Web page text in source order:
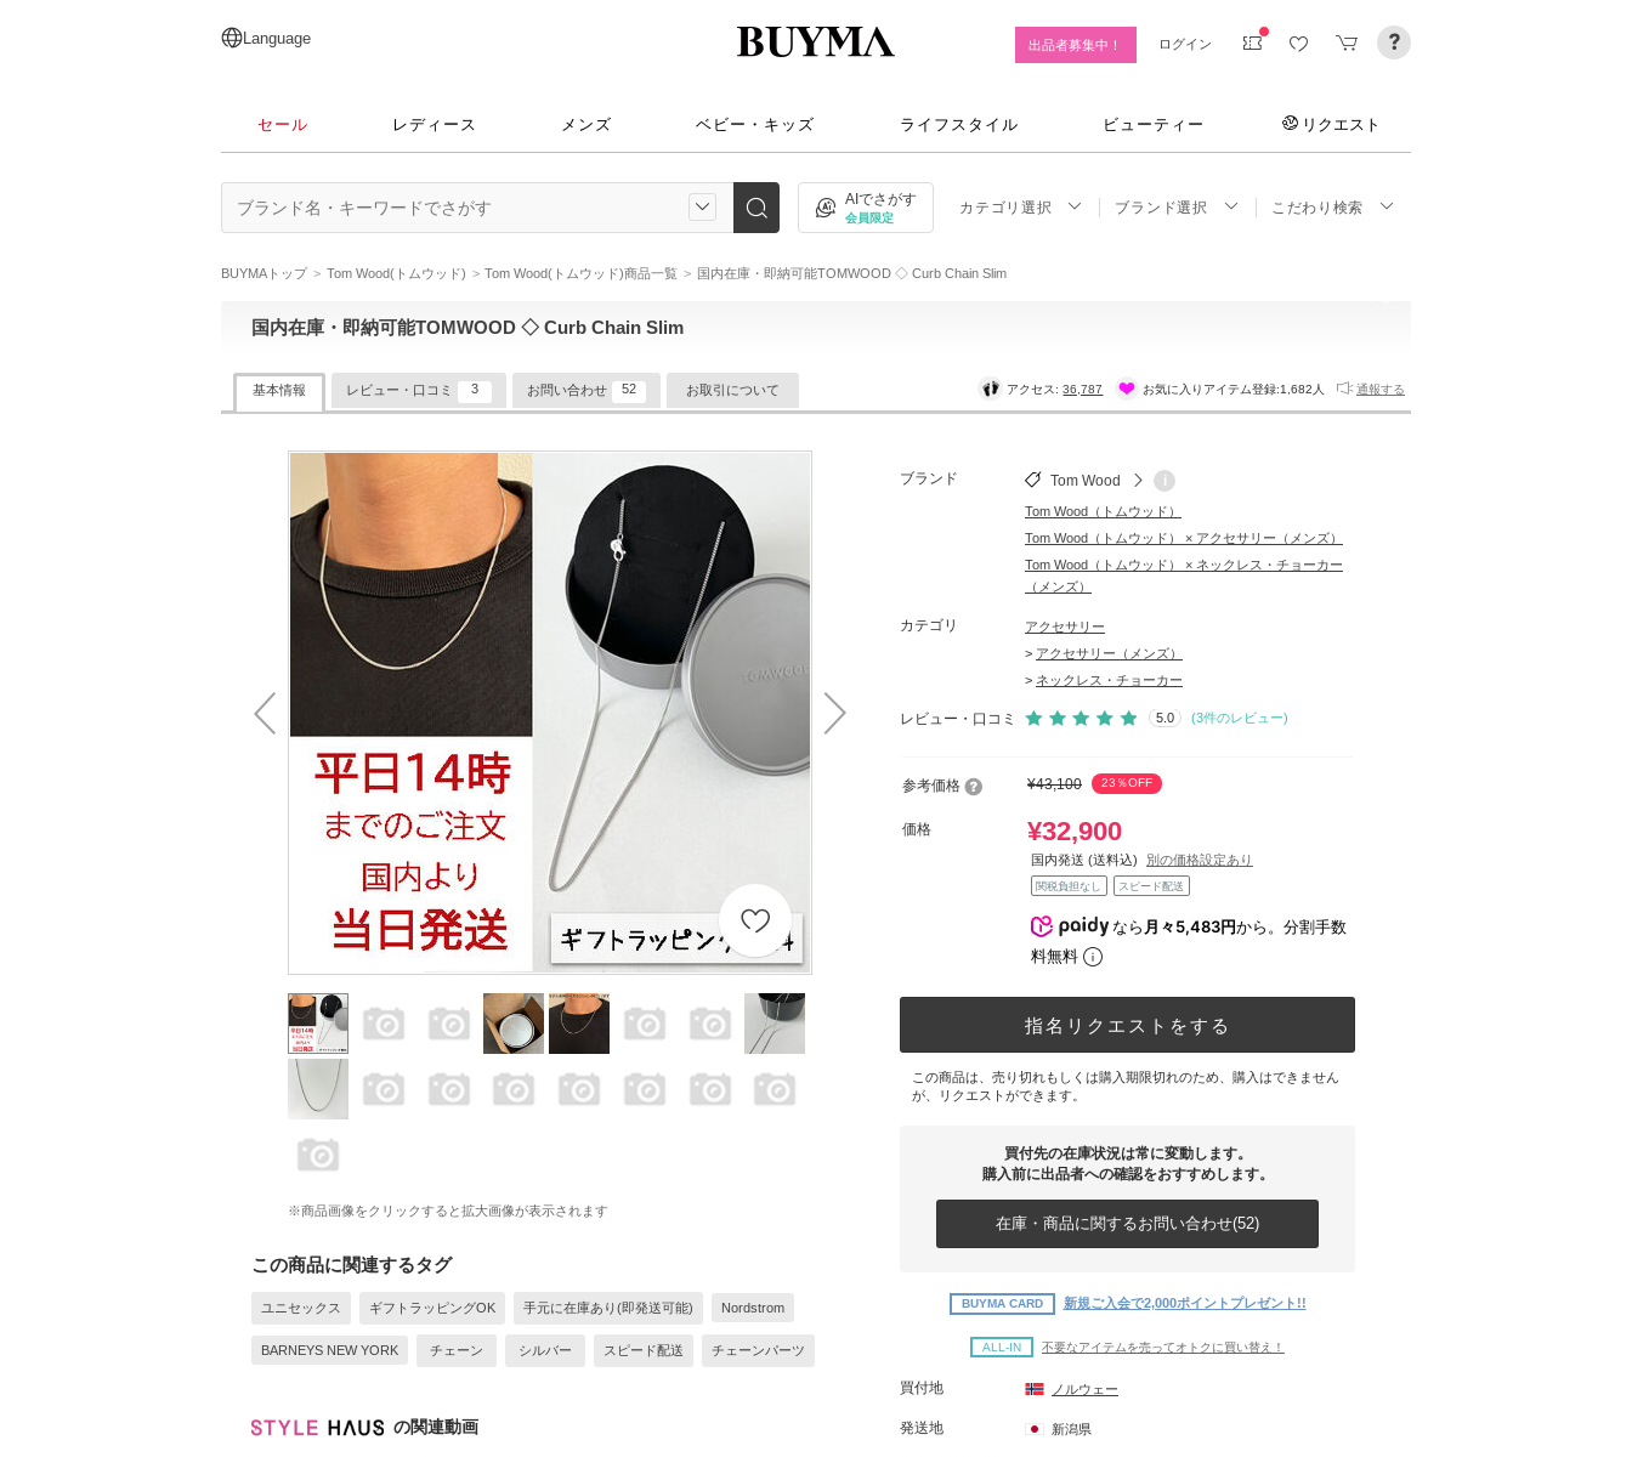
日本語
English
简体中文
繁體中文
Language 出品者募集中！ ログイン
セール レディース メンズ ベビー・キッズ ライフスタイル ビューティー リクエスト
AIでさがす
会員限定
カテゴリ選択 ブランド選択 こだわり検索
BUYMAトップ Tom Wood(トムウッド) Tom Wood(トムウッド)商品一覧 国内在庫・即納可能TOMWOOD ◇ Curb Chain Slim
国内在庫・即納可能TOMWOOD ◇ Curb Chain Slim
基本情報 レビュー・口コミ 3 お問い合わせ 52 お取引について アクセス:36,787 お気に入りアイテム登録:1,682人 通報する
※商品画像をクリックすると拡大画像が表示されます
この商品に関連するタグ
ユニセックス ギフトラッピングOK 手元に在庫あり(即発送可能) Nordstrom
BARNEYS NEW YORK チェーン シルバー スピード配送 チェーンパーツ
の関連動画
ブランド Tom Wood i
Tom Wood（トムウッド）
Tom Wood（トムウッド） × アクセサリー（メンズ）
Tom Wood（トムウッド） × ネックレス・チョーカー
（メンズ）
カテゴリ
アクセサリー
> アクセサリー（メンズ）
> ネックレス・チョーカー
レビュー・口コミ 5.0 (3件のレビュー)
参考価格 ¥43,100 23％OFF
価格 ¥32,900
国内発送 (送料込) 別の価格設定あり
関税負担なし スピード配送
なら月々5,483円から。分割手数
料無料
指名リクエストをする
この商品は、売り切れもしくは購入期限切れのため、購入はできません
が、リクエストができます。
買付先の在庫状況は常に変動します。
購入前に出品者への確認をおすすめします。
在庫・商品に関するお問い合わせ(52)
BUYMA CARD 新規ご入会で2,000ポイントプレゼント!!
ALL-IN 不要なアイテムを売ってオトクに買い替え！
買付地 ノルウェー
発送地 新潟県